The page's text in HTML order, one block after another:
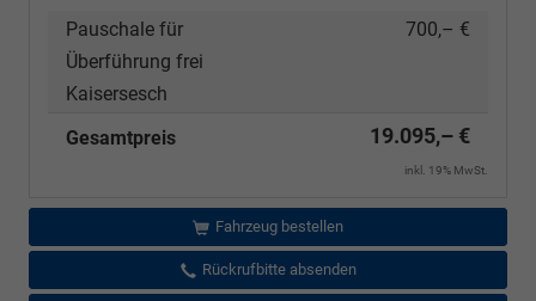
Pauschale für
Überführung frei
Kaisersesch
700,– €
Gesamtpreis 19.095,– €
inkl. 19% MwSt.
Fahrzeug bestellen
Rückrufbitte absenden